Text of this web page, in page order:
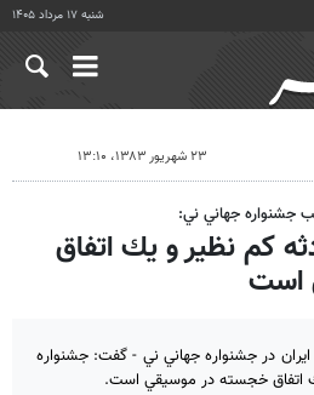
شنبه ۱۷ مرداد ۱۴۰۵
۲۳ شهریور ۱۳۸۳، ۱۳:۱۰
جشنواره جهاني ني:
كم نظير و يك اتفاق
است
در جشنواره جهاني ني - گفت: جشنواره
اتفاق خجسته در موسيقي است.